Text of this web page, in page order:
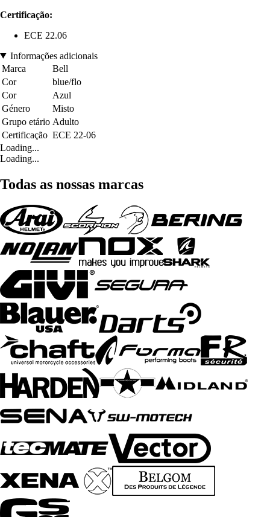
Certificação:
ECE 22.06
Informações adicionais
Marca
Bell
Cor
blue/flo
Cor
Azul
Género
Misto
Grupo etário Adulto
Certificação ECE 22-06
Loading...
Loading...
Todas as nossas marcas